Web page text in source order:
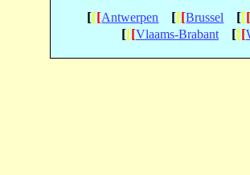
[[[Antwerpen [[[Brussel [[
[[[Vlaams-Brabant [[[